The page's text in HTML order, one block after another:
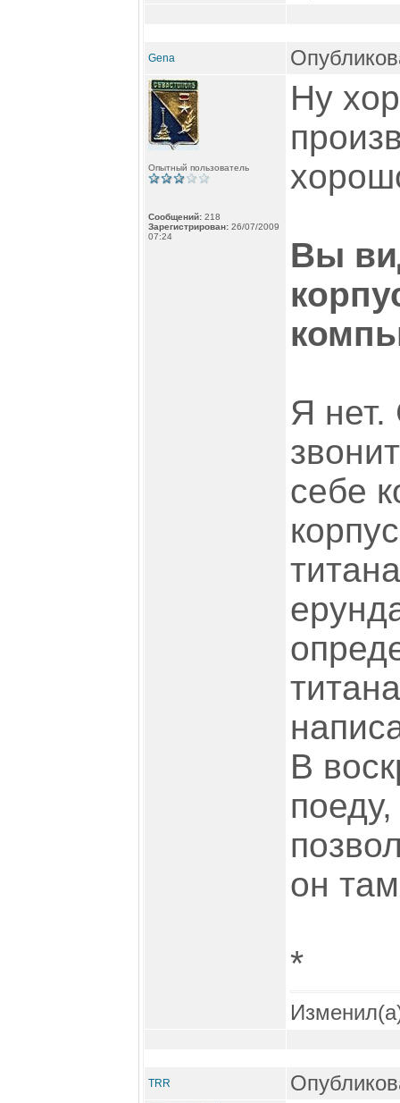
Gena
Опытный пользователь
Сообщений: 218
Зарегистрирован: 26/07/2009
07:24
Ну
Вы
Я нет.
себе
В
он
*
TRR